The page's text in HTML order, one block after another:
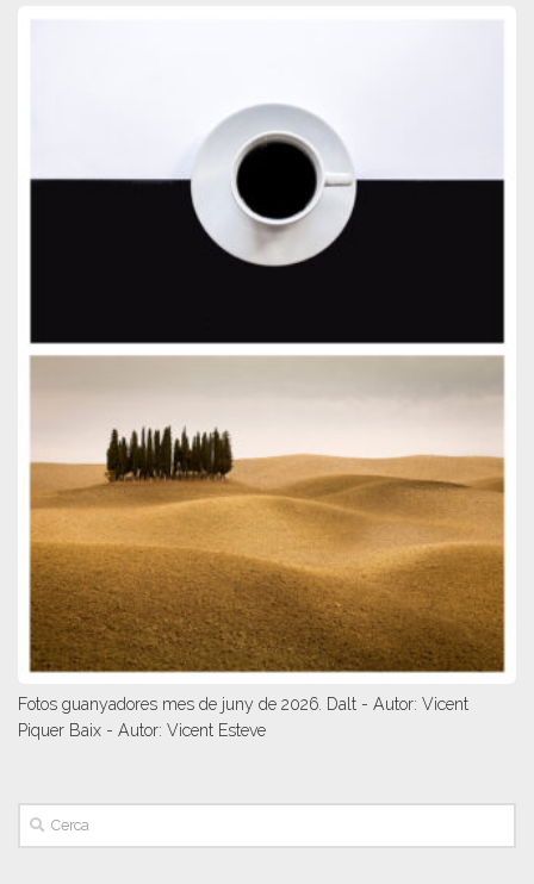
Fotos guanyadores mes de juny de 2026. Dalt - Autor: Vicent
Piquer Baix - Autor: Vicent Esteve